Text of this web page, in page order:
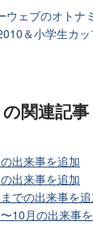
ウェブのオトナ
＆小学生カ
の関連記事
出来事を追加
出来事を追加
での出来事を
10月の出来事